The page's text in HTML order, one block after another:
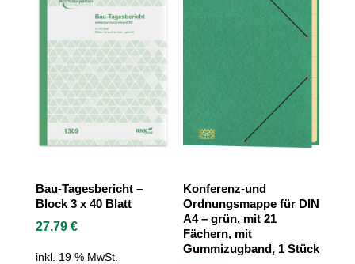
Bau-Tagesbericht –
Block 3 x 40 Blatt
27,79 €
inkl. 19 % MwSt.
Konferenz-und
Ordnungsmappe für DIN
A4 – grün, mit 21
Fächern, mit
Gummizugband, 1 Stück